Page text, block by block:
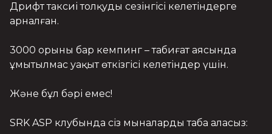
Дрифт таксиі толқуды сезінгісі келетіндерге
арналған.
3000 орыны бар кемпинг – табиғат аясында
ұмытылмас уақыт өткізгісі келетіндер үшін.
Және бұл бәрі емес!
SRK ASP клубында сіз мыналарды таба аласыз: